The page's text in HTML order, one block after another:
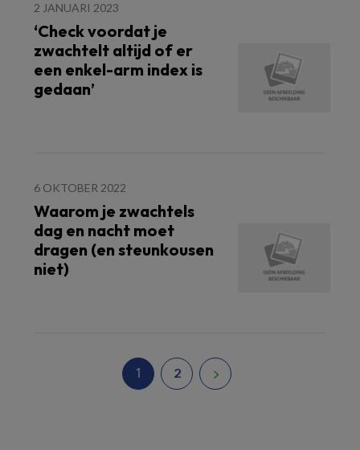
2 JANUARI 2023
‘Check voordat je
zwachtelt altijd of er
een enkel-arm index is
gedaan’
6 OKTOBER 2022
Waarom je zwachtels
dag en nacht moet
dragen (en steunkousen
niet)
1 2